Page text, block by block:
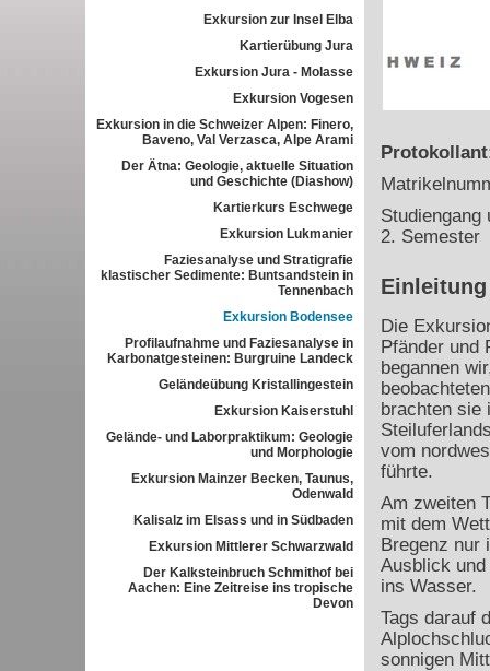
Exkursion zur Insel Elba
Kartierübung Jura
Exkursion Jura - Molasse
Exkursion Vogesen
Exkursion in die Schweizer Alpen: Finero,
Baveno, Val Verzasca, Alpe Arami
Der Ätna: Geologie, aktuelle Situation
und Geschichte (Diashow)
Kartierkurs Eschwege
Exkursion Lukmanier
Faziesanalyse und Stratigrafie
klastischer Sedimente: Buntsandstein in
Tennenbach
Exkursion Bodensee
Profilaufnahme und Faziesanalyse in
Karbonatgesteinen: Burgruine Landeck
Geländeübung Kristallingestein
Exkursion Kaiserstuhl
Gelände- und Laborpraktikum: Geologie
und Morphologie
Exkursion Mainzer Becken, Taunus,
Odenwald
Kalisalz im Elsass und in Südbaden
Exkursion Mittlerer Schwarzwald
Der Kalksteinbruch Schmithof bei
Aachen: Eine Zeitreise ins tropische
Devon
2. Semester
Einleitung
Die
Pfänder und
begannen
brachten sie
vom
führte.
Am zweiten
mit dem
Bregenz nur
Ausblick
ins Wasser.
Tags darauf
sonnigen